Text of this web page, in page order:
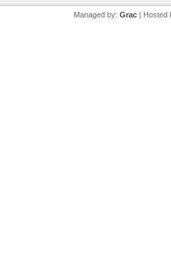
Managed by: Grac| Hosted